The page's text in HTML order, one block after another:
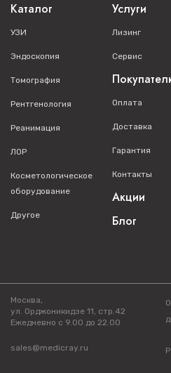
Каталог
УЗИ
Эндоскопия
Томография
Рентгенология
Реанимация
ЛОР
Косметологическое
оборудование
Другое
Услуги
Лизинг
Сервис
Оплата
Доставка
Гарантия
Контакты
Акции
Блог
Москва,
ул. Орджоникидзе 11, стр.42
Ежедневно с 9.00 до 22.00
sales@medicray.ru